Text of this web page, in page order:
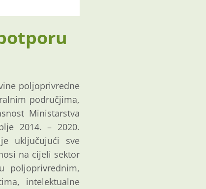
poljoprivredne
područjima,
Ministarstva
2014. – 2020.
uključujući sve
na cijeli sektor
poljoprivrednim,
intelektualne